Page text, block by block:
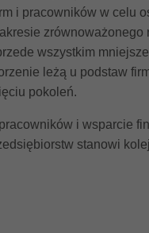
i pracowników w celu
zrównoważonego
wszystkim
leżą u podstaw
pokoleń.
i wsparcie
stanowi